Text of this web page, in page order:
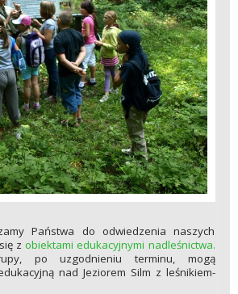
Państwa do odwiedzenia naszych
zobiektami edukacyjnymi nadleśnictwa.
po uzgodnieniu terminu, mogą
nad Jeziorem Silm z leśnikiem-